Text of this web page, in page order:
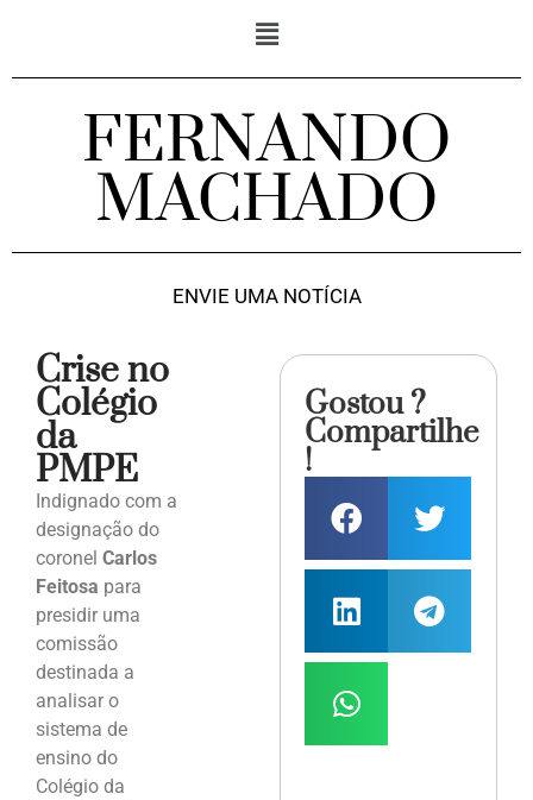
FERNANDO
MACHADO
ENVIE UMA NOTÍCIA
Crise no
Colégio
da
PMPE
Indignado com a
designação do
coronel Carlos
Feitosa para
presidir uma
comissão
destinada a
analisar o
sistema de
ensino do
Colégio da
Gostou ?
Compartilhe
!